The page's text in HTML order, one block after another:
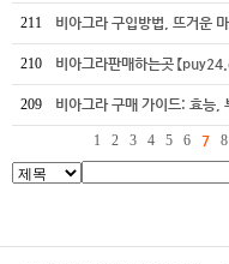
211 비아그라 구입방법, 뜨거운 마
210 비아그라판매하는곳 【
209 비아그라 구매 가이드: 효능,
1 2 3 4 5 6 7 8